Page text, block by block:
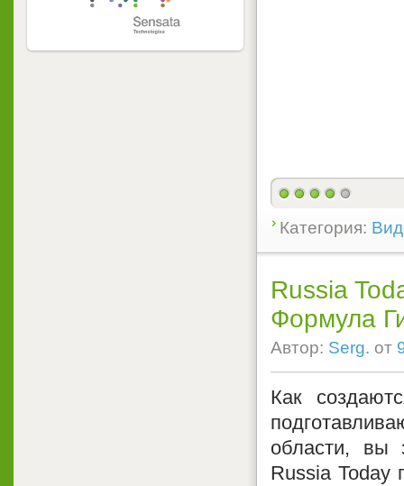
Категория:
Russia
Формула
Автор: Serg. от
Как
области, вы
Russia Today